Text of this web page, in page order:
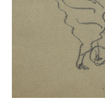
Impressum
Datenschutz